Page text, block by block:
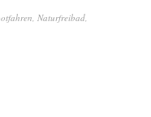
Naturfreibad